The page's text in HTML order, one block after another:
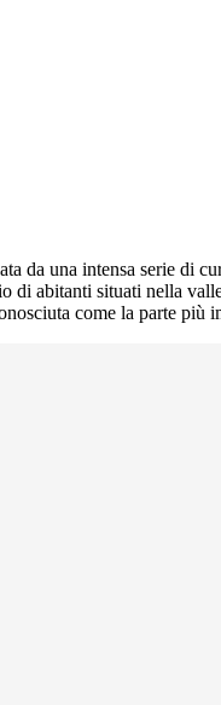
da una intensa serie di
di abitanti situati nella
come la parte